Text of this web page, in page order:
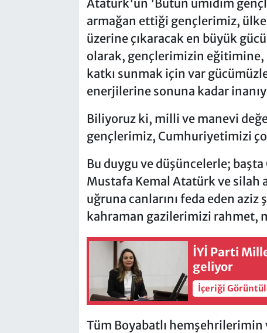
Atatürk'ün 'Bütün ümidim
armağan ettiği gençlerimiz,
üzerine çıkaracak en büyük
olarak, gençlerimizin
katkı sunmak için var
enerjilerine sonuna kadar
Biliyoruz ki, milli ve manevi
gençlerimiz, Cumhuriyetimizi
Bu duygu ve düşüncelerle;
Mustafa Kemal Atatürk ve silah
uğruna canlarını feda eden
kahraman gazilerimizi rahmet,
İYİ Parti
geliyor
İçeriği
Tüm Boyabatlı